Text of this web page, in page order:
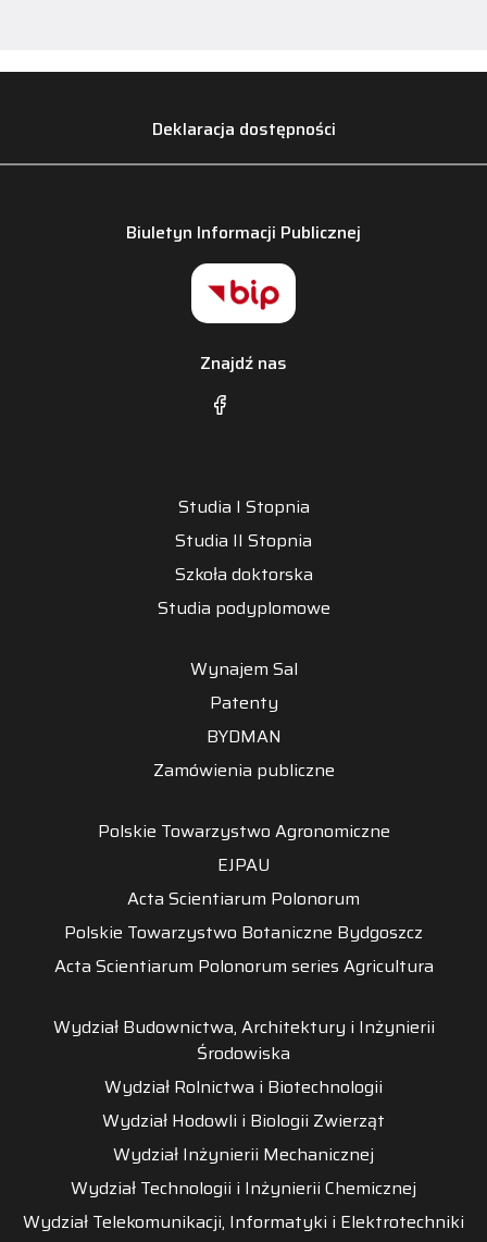
Deklaracja dostępności
Biuletyn Informacji Publicznej
Znajdź nas
Studia I Stopnia
Studia II Stopnia
Szkoła doktorska
Studia podyplomowe
Wynajem Sal
Patenty
BYDMAN
Zamówienia publiczne
Polskie Towarzystwo Agronomiczne
EJPAU
Acta Scientiarum Polonorum
Polskie Towarzystwo Botaniczne Bydgoszcz
Acta Scientiarum Polonorum series Agricultura
Wydział Budownictwa, Architektury i Inżynierii
Środowiska
Wydział Rolnictwa i Biotechnologii
Wydział Hodowli i Biologii Zwierząt
Wydział Inżynierii Mechanicznej
Wydział Technologii i Inżynierii Chemicznej
Wydział Telekomunikacji, Informatyki i Elektrotechniki